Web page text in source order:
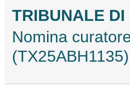
TRIBUNALE DI
Nomina
(TX25ABH1135)